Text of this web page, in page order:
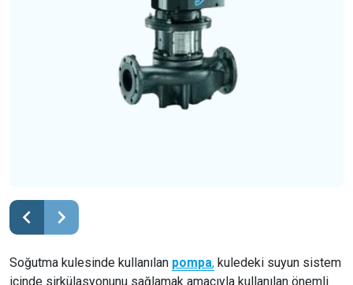
Soğutma kulesinde kullanılan pompa, kuledeki suyun sistem
içinde sirkülasyonunu sağlamak amacıyla kullanılan önemli